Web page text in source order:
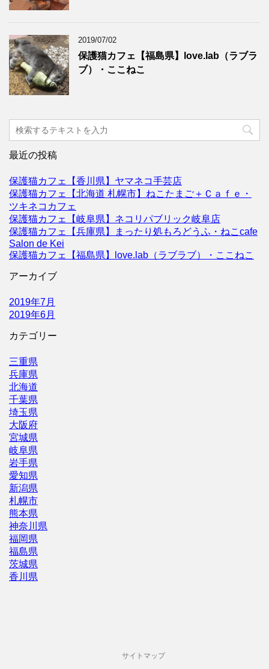
2019/07/02
保護猫カフェ【福島県】love.lab（ラブラ
ブ）・ここねこ
最近の投稿
保護猫カフェ【香川県】ヤマネコ手芸店
保護猫カフェ【北海道 札幌市】ねこたまご＋Ｃａｆｅ・
ツキネコカフェ
保護猫カフェ【岐阜県】ネコリパブリック岐阜店
保護猫カフェ【兵庫県】まったり処もろどうふ・ねこcafe
Salon de Kei
保護猫カフェ【福島県】love.lab（ラブラブ）・ここねこ
アーカイブ
2019年7月
2019年6月
カテゴリー
三重県
兵庫県
北海道
千葉県
埼玉県
大阪府
宮城県
岐阜県
岩手県
愛知県
新潟県
札幌市
熊本県
神奈川県
福岡県
福島県
茨城県
香川県
サイトマップ